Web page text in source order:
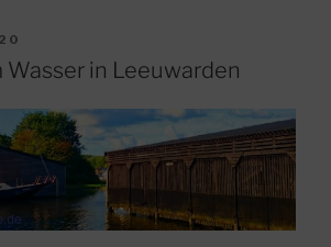
Wasser in Leeuwarden